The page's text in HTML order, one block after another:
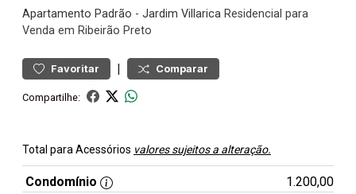
Apartamento Padrão - Jardim Villarica Residencial para
Venda em Ribeirão Preto
Favoritar | Comparar
Compartilhe:
Total para Acessórios valores sujeitos a alteração.
Condomínio
1.200,00